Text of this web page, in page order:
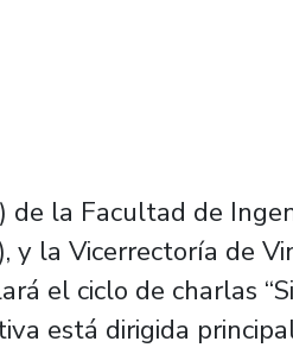
de la Facultad de
y la Vicerrectoría de
el ciclo de charlas
está dirigida